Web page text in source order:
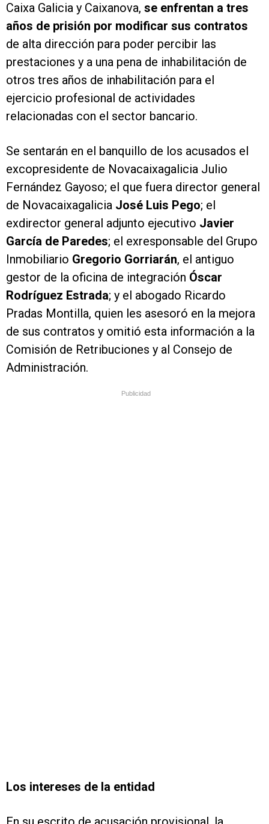
Caixa Galicia y Caixanova, se enfrentan a tres
años de prisión por modificar sus contratos
de alta dirección para poder percibir las
prestaciones y a una pena de inhabilitación de
otros tres años de inhabilitación para el
ejercicio profesional de actividades
relacionadas con el sector bancario.
Se sentarán en el banquillo de los acusados el
excopresidente de Novacaixagalicia Julio
Fernández Gayoso; el que fuera director general
de Novacaixagalicia José Luis Pego; el
exdirector general adjunto ejecutivo Javier
García de Paredes; el exresponsable del Grupo
Inmobiliario Gregorio Gorriarán, el antiguo
gestor de la oficina de integración Óscar
Rodríguez Estrada; y el abogado Ricardo
Pradas Montilla, quien les asesoró en la mejora
de sus contratos y omitió esta información a la
Comisión de Retribuciones y al Consejo de
Administración.
Publicidad
Los intereses de la entidad